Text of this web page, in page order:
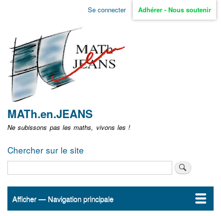
Aller
non
identifié
Se connecter Adhérer - Nous soutenir
MATh.en.JEANS
Ne subissons pas les maths, vivons les !
Chercher sur le site
Navigation
Afficher — Navigation principale